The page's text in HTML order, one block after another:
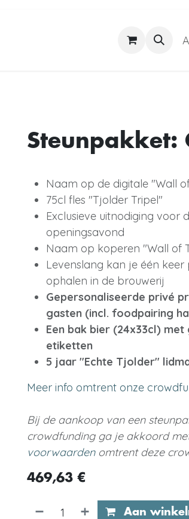
Nieuws
Steunpakket:
Naam op de digitale "Wall
75cl fles "Tjolder Tripel"
Exclusieve uitnodiging
openingsavond
Naam op koperen "Wall of
Levenslang kan je één keer
ophalen in de brouwerij
Gepersonaliseerde privé
gasten (incl. foodpairing
Een bak bier (24x33cl)
etiketten
5 jaar "Echte Tjolder"
Meer info omtrent onze
Bij de aankoop van een
crowdfunding ga je akkoord
voorwaardenomtrent deze
469,63 €
Aan